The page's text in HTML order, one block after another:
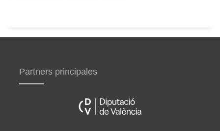
Partners principales